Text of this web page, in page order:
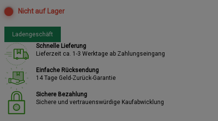
Nicht auf Lager
Ladengeschäft
Schnelle Lieferung
Lieferzeit ca. 1-3 Werktage ab Zahlungseingang
Einfache Rücksendung
14 Tage Geld-Zurück-Garantie
Sichere Bezahlung
Sichere und vertrauenswürdige Kaufabwicklung